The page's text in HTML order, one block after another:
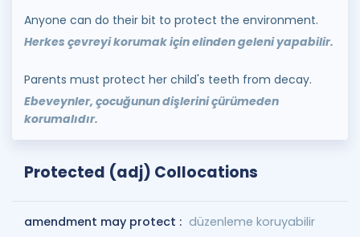
Anyone can do their bit to protect the environment.
Herkes çevreyi korumak için elinden geleni yapabilir.
Parents must protect her child's teeth from decay.
Ebeveynler, çocuğunun dişlerini çürümeden
korumalıdır.
Protected (adj) Collocations
amendment may protect : düzenleme koruyabilir